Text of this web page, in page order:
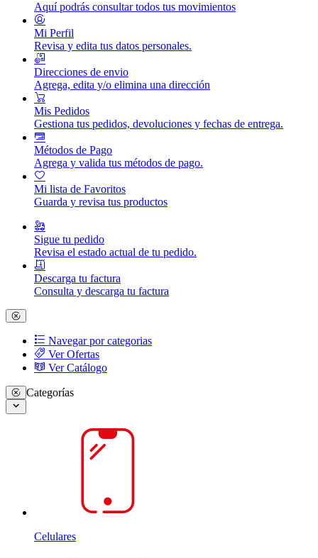
Aquí podrás consultar todos tus movimientos
Mi Perfil
Revisa y edita tus datos personales.
Direcciones de envio
Agrega, edita y/o elimina una dirección
Mis Pedidos
Gestiona tus pedidos, devoluciones y fechas de entrega.
Métodos de Pago
Agrega y valida tus métodos de pago.
Mi lista de Favoritos
Guarda y revisa tus productos
Sigue tu pedido
Revisa el estado actual de tu pedido.
Descarga tu factura
Consulta y descarga tu factura
Navegar por categorias
Ver Ofertas
Ver Catálogo
Categorías
Celulares